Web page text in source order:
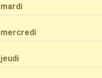
mardi
mercredi
jeudi